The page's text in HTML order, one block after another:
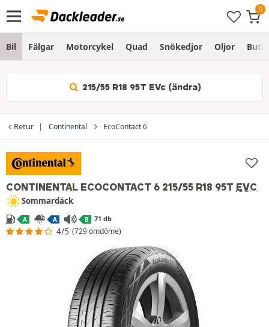
Bil Fälgar Motorcykel Quad Snökedjor Oljor Butik
215/55 R18 95T EVc (ändra)
Retur Continental EcoContact 6
CONTINENTAL ECOCONTACT 6 215/55 R18 95T EVC
Sommardäck
A A B 71 db
4/5 (729 omdöme)